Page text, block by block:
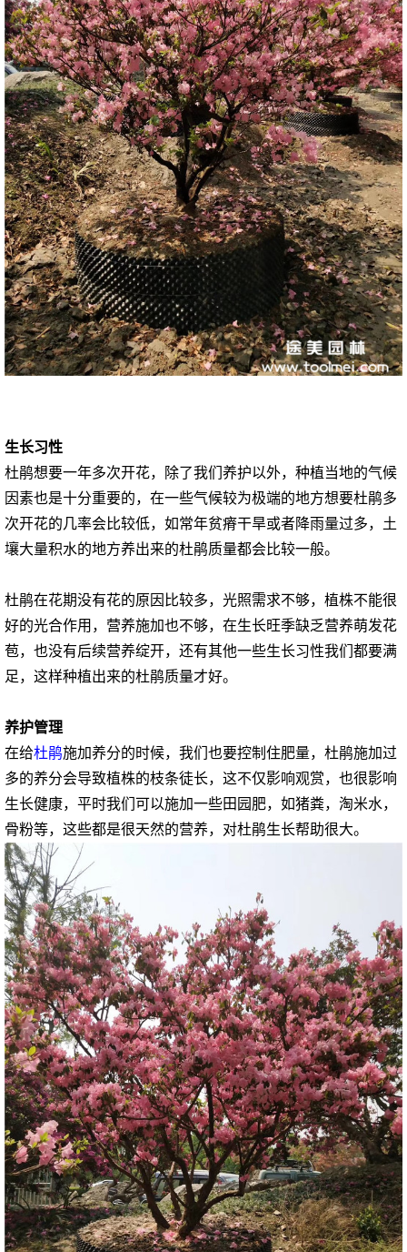
生长习性
杜鹃想要一年多次开花，除了我们养护以外，种植当地的气候
因素也是十分重要的，在一些气候较为极端的地方想要杜鹃多
次开花的几率会比较低，如常年贫瘠干旱或者降雨量过多，土
壤大量积水的地方养出来的杜鹃质量都会比较一般。
杜鹃在花期没有花的原因比较多，光照需求不够，植株不能很
好的光合作用，营养施加也不够，在生长旺季缺乏营养萌发花
苞，也没有后续营养绽开，还有其他一些生长习性我们都要满
足，这样种植出来的杜鹃质量才好。
养护管理
在给杜鹃施加养分的时候，我们也要控制住肥量，杜鹃施加过
多的养分会导致植株的枝条徒长，这不仅影响观赏，也很影响
生长健康，平时我们可以施加一些田园肥，如猪粪，淘米水，
骨粉等，这些都是很天然的营养，对杜鹃生长帮助很大。